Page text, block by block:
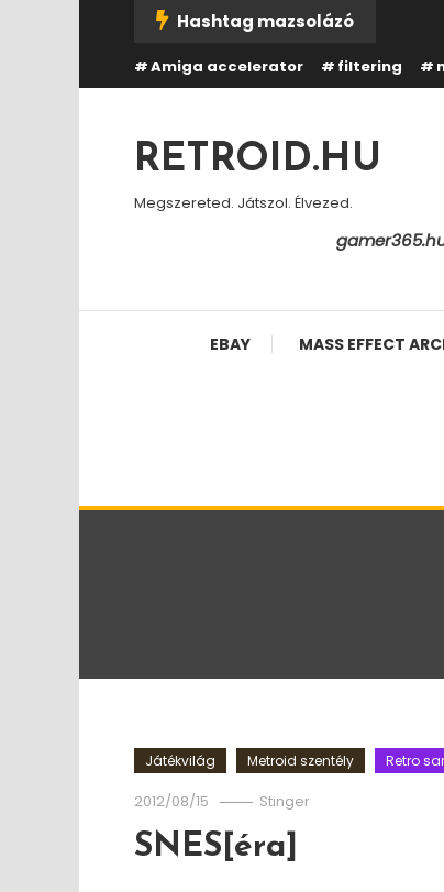
Content
Hashtag mazsolázó
Amiga accelerator filtering
RETROID.HU
Megszereted. Játszol. Élvezed.
EBAY MASS EFFECT
Játékvilág Metroid szentély Retro
2012/08/15 Stinger
SNES[éra]